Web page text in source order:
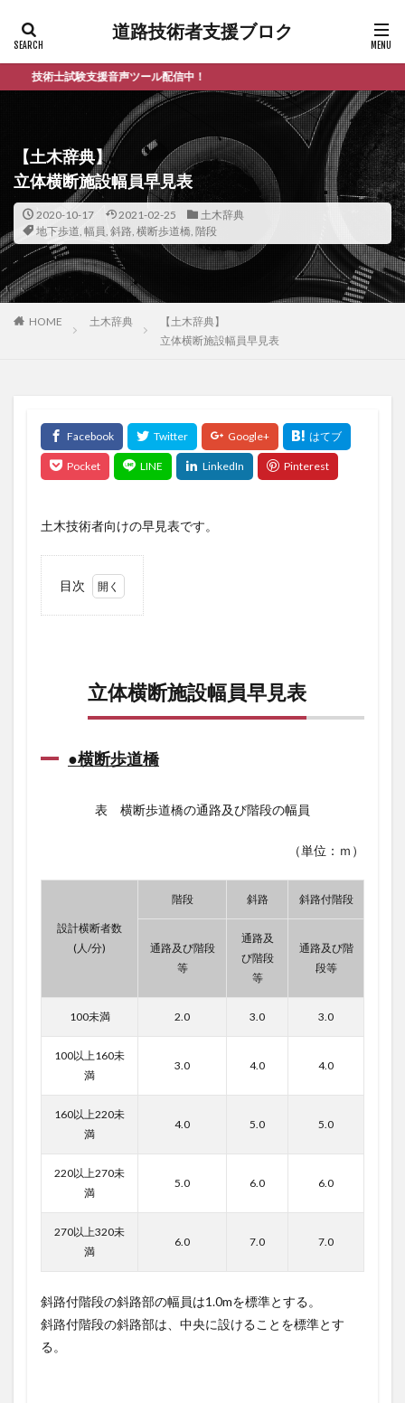
道路技術者支援ブロク
術士試験支援音声ツール配信中！
【土木辞典】
立体横断施設幅員早見表
2020-10-17 2021-02-25
土木辞典
地下歩道, 幅員, 斜路, 横断歩道橋, 階段
HOME 土木辞典
【土木辞典】
立体横断施設幅員早見表
土木技術者向けの早見表です。
目次
●横断
歩道
文献
立体横断施設幅員早見表
●横断歩道橋
表 横断歩道橋の通路及び階段の幅員
（単位：ｍ）
設計横断者数
(人/分)
階段 斜路 斜路付階段
通路及び階段
等
通路及
び階段
等
通路及び階
段等
100未満 2.0 3.0 3.0
100以上160未
満
3.0 4.0 4.0
160以上220未
満
4.0 5.0 5.0
220以上270未
満
5.0 6.0 6.0
270以上320未
満
6.0 7.0 7.0
斜路付階段の斜路部の幅員は1.0mを標準とする。
斜路付階段の斜路部は、中央に設けることを標準とす
る。